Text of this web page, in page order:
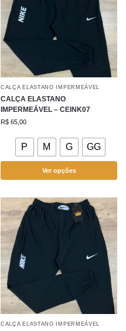
CALÇA ELASTANO IMPERMEÁVEL
CALÇA ELASTANO
IMPERMEÁVEL – CEINK07
R$ 65,00
P M G GG
Ver opções
CALÇA ELASTANO IMPERMEÁVEL